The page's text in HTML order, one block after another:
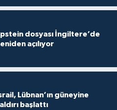
dosyası İngiltere’de
açılıyor
Lübnan’ın güneyine
başlattı